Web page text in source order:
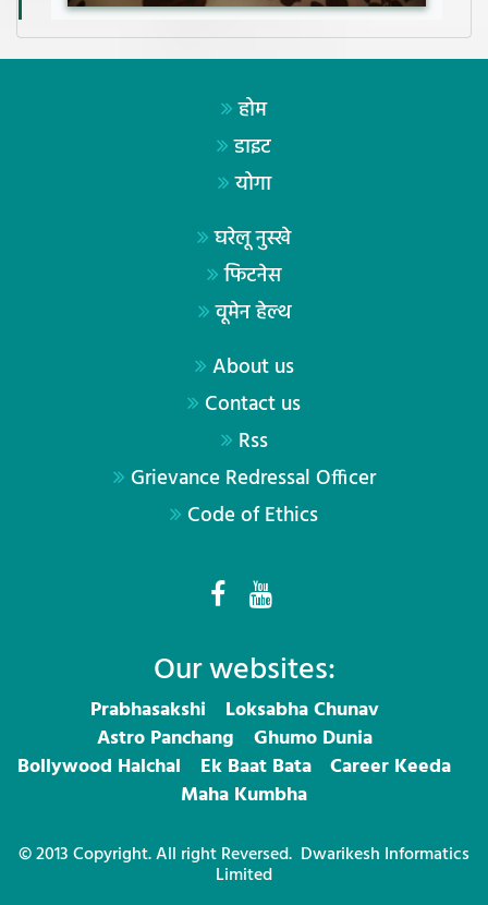
होम
डाइट
योगा
घरेलू नुस्खे
फिटनेस
वूमेन हेल्थ
About us
Contact us
Rss
Grievance Redressal Officer
Code of Ethics
Our websites:
Prabhasakshi
Loksabha Chunav
Astro Panchang
Ghumo Dunia
Bollywood Halchal
Ek Baat Bata
Career Keeda
Maha Kumbha
© 2013 Copyright. All right Reversed. Dwarikesh Informatics
Limited